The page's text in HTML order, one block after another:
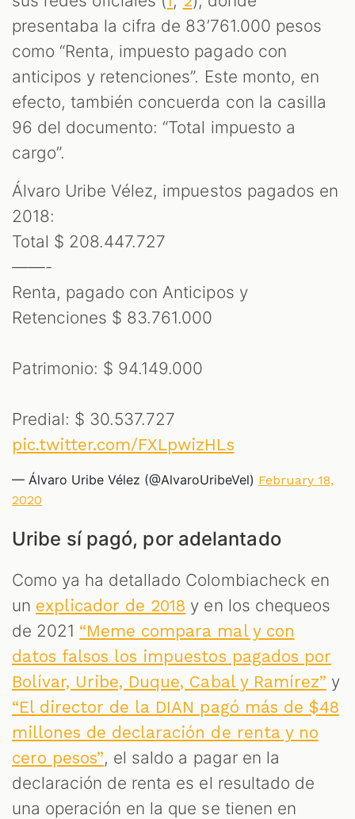
presentaba la cifra de 83’761.000 pesos
como “Renta, impuesto pagado con
anticipos y retenciones”. Este monto, en
efecto, también concuerda con la casilla
96 del documento: “Total impuesto a
cargo”.
Álvaro Uribe Vélez, impuestos pagados en
2018:
Total $ 208.447.727
——-
Renta, pagado con Anticipos y
Retenciones $ 83.761.000
Patrimonio: $ 94.149.000
Predial: $ 30.537.727
pic.twitter.com/FXLpwizHLs
— Álvaro Uribe Vélez (@AlvaroUribeVel) February 18,
2020
Uribe sí pagó, por adelantado
Como ya ha detallado Colombiacheck en
un explicador de 2018 y en los chequeos
de 2021 “Meme compara mal y con
datos falsos los impuestos pagados por
Bolívar, Uribe, Duque, Cabal y Ramírez” y
“El director de la DIAN pagó más de $48
millones de declaración de renta y no
cero pesos”, el saldo a pagar en la
declaración de renta es el resultado de
una operación en la que se tienen en